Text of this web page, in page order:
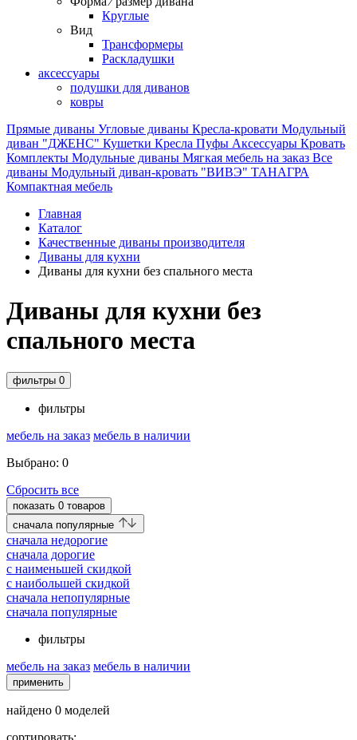
Круглые
Вид
Трансформеры
Раскладушки
аксессуары
подушки для диванов
ковры
Прямые диваны Угловые диваны Кресла-кровати Модульный
диван "ДЖЕНС" Кушетки Кресла Пуфы Аксессуары Кровать
Комплекты Модульные диваны Мягкая мебель на заказ Все
диваны Модульный диван-кровать "ВИВЭ" ТАНАГРА
Компактная мебель
Главная
Каталог
Качественные диваны производителя
Диваны для кухни
Диваны для кухни без спального места
Диваны для кухни без
спального места
фильтры 0
фильтры
мебель на заказ мебель в наличии
Выбрано: 0
Сбросить все
показать 0 товаров
cначала популярные
cначала недорогие
cначала дорогие
c наименьшей скидкой
c наибольшей скидкой
сначала непопулярные
сначала популярные
фильтры
мебель на заказ мебель в наличии
применить
найдено 0 моделей